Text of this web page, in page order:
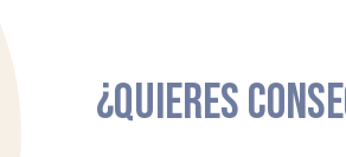
¿QUIERES